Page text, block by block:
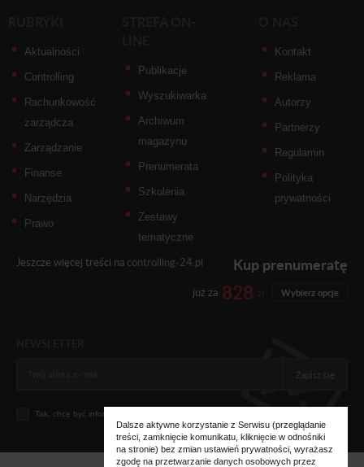
Aktualności
Controlling
Rachunkowość
zarządcza
Zarządzanie
Finanse
Narzędzia
Prawo
Publikacje
Wyszukiwarka
Archiwum
magazynu
Prenumerata
Szkolenia
Zestawy
tematyczne
Kontakt
Reklama
Autorzy
Partnerzy
Regulamin
Polityka
prywatności
Jeszcze więcej treści na controlling-24.pl Kup prenumeratę
już za 828 zł Wybierz opcje
Zapisz się
Tak, chcę być informowany... (
Dalsze aktywne korzystanie z Serwisu (przeglądanie
treści, zamknięcie komunikatu, kliknięcie w odnośniki
na stronie) bez zmian ustawień prywatności, wyrażasz
zgodę na przetwarzanie danych osobowych przez